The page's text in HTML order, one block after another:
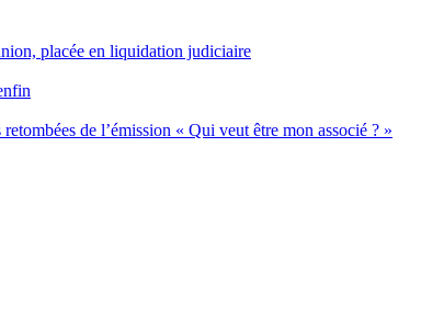
placée en liquidation judiciaire
de l’émission « Qui veut être mon associé ? »